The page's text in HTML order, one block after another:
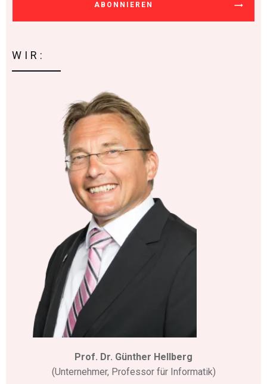
ABONNIEREN
WIR:
Prof. Dr. Günther Hellberg
(Unternehmer, Professor für Informatik)